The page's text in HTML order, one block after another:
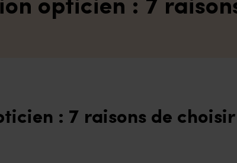
opticien : 7
: 7 raisons de